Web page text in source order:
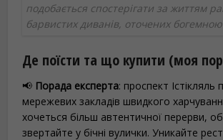
подобається спостерігати за життям
барвистих диванів, оточених
Де поїсти та що купити (моя
📢 Порада експерта: проспект Істікляль
мережевих закладів швидкого
хочеться більш автентичної перерви,
звертайте у бічні вулички. Уникайте